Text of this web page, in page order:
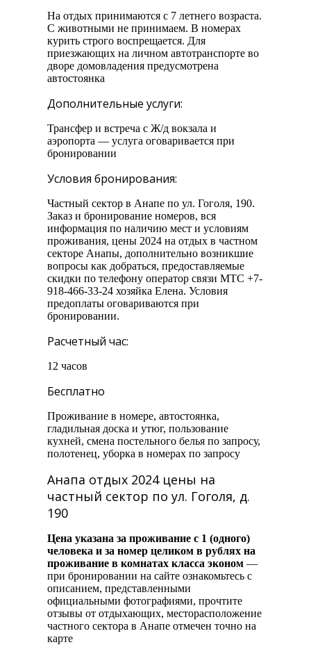
На отдых принимаются с 7 летнего возраста.
С животными не принимаем. В номерах
курить строго воспрещается. Для
приезжающих на личном автотранспорте во
дворе домовладения предусмотрена
автостоянка
Дополнительные услуги:
Трансфер и встреча с Ж/д вокзала и
аэропорта — услуга оговаривается при
бронировании
Условия бронирования:
Частный сектор в Анапе по ул. Гоголя, 190.
Заказ и бронирование номеров, вся
информация по наличию мест и условиям
проживания, цены 2024 на отдых в частном
секторе Анапы, дополнительно возникшие
вопросы как добраться, предоставляемые
скидки по телефону оператор связи МТС +7-
918-466-33-24 хозяйка Елена. Условия
предоплаты оговариваются при
бронировании.
Расчетный час:
12 часов
Бесплатно
Проживание в номере, автостоянка,
гладильная доска и утюг, пользование
кухней, смена постельного белья по запросу,
полотенец, уборка в номерах по запросу
Анапа отдых 2024 цены на
частный сектор по ул. Гоголя, д.
190
Цена указана за проживание с 1 (одного)
человека и за номер целиком в рублях на
проживание в комнатах класса эконом —
при бронировании на сайте ознакомьтесь с
описанием, представленными
официальными фотографиями, прочтите
отзывы от отдыхающих, месторасположение
частного сектора в Анапе отмечен точно на
карте